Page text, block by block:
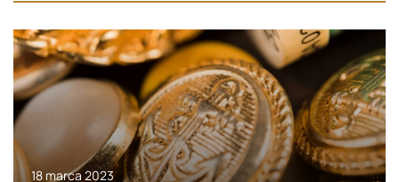
18 marca 2023